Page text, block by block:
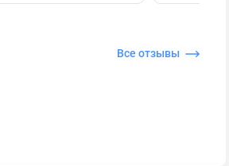
Все отзывы